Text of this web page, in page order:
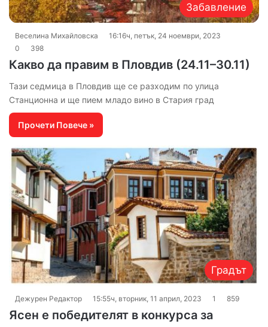
Забавление
Веселина Михайловска
16:16ч, петък, 24 ноември, 2023
0
398
Какво да правим в Пловдив (24.11–30.11)
Тази седмица в Пловдив ще се разходим по улица
Станционна и ще пием младо вино в Стария град
Прочети Повече »
Градът
Дежурен Редактор 15:55ч, вторник, 11 април, 2023 1 859
Ясен е победителят в конкурса за